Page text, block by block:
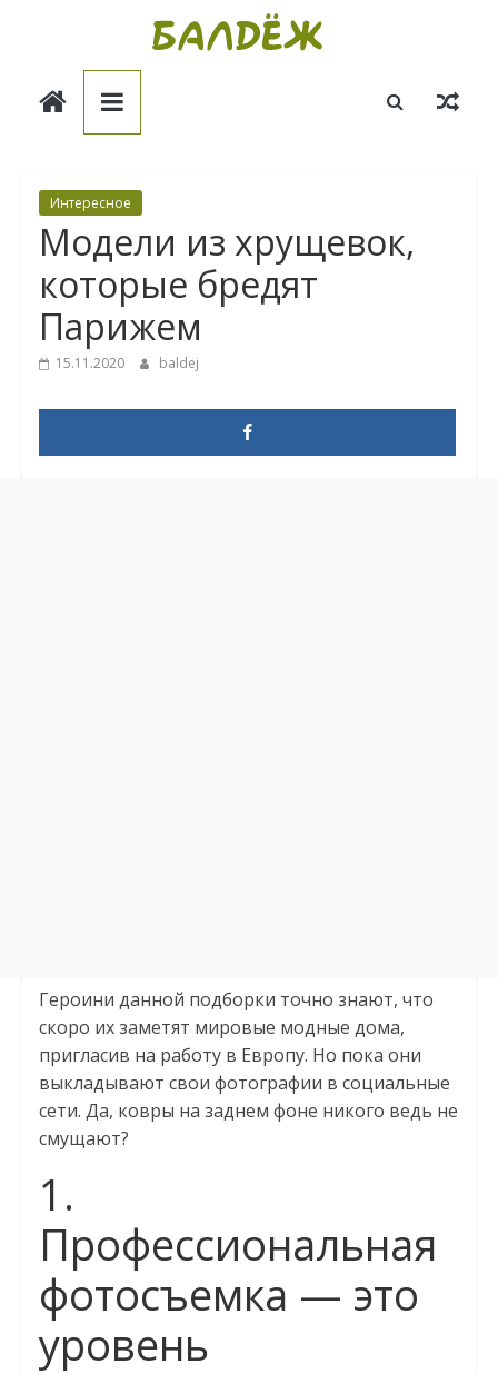
Балдёж
Интересное
Модели из хрущевок,
которые бредят
Парижем
15.11.2020 baldej
Героини данной подборки точно знают, что
скоро их заметят мировые модные дома,
пригласив на работу в Европу. Но пока они
выкладывают свои фотографии в социальные
сети. Да, ковры на заднем фоне никого ведь не
смущают?
1.
Профессиональная
фотосъемка — это
уровень